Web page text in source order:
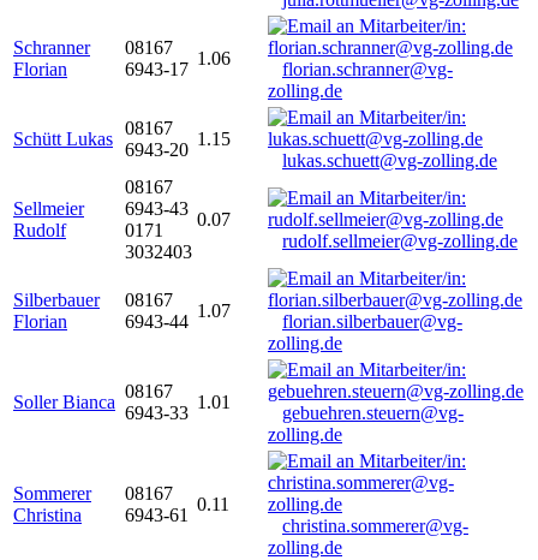
Schranner
Florian
08167
6943-17
1.06
florian.schranner@vg-
zolling.de
Schütt Lukas
08167
6943-20
1.15
lukas.schuett@vg-zolling.de
Sellmeier
Rudolf
08167
6943-43
0171
3032403
0.07
rudolf.sellmeier@vg-zolling.de
Silberbauer
Florian
08167
6943-44
1.07
florian.silberbauer@vg-
zolling.de
Soller Bianca
08167
6943-33
1.01
gebuehren.steuern@vg-
zolling.de
Sommerer
Christina
08167
6943-61
0.11
christina.sommerer@vg-
zolling.de